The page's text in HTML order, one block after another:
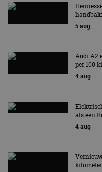
5 aug
Audi A2
per 100
4 aug
als een
4 aug